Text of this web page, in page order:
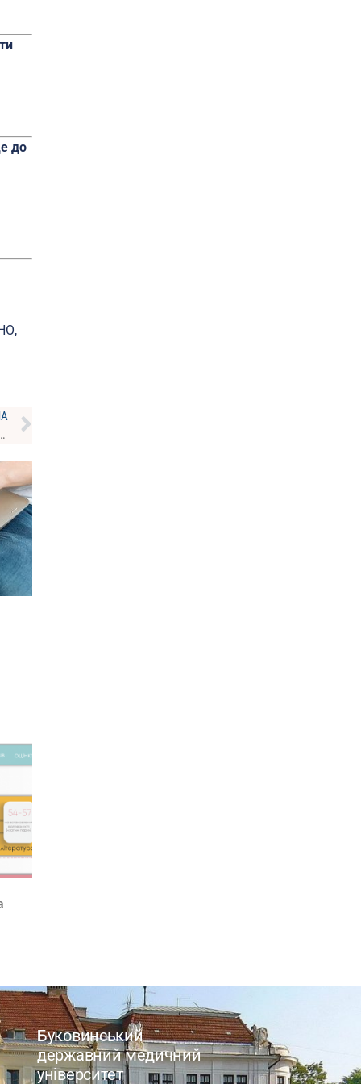
до
і де дізнатися результати
Буковинський
державний медичний
університет